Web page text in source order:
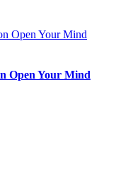
Open Your Mind